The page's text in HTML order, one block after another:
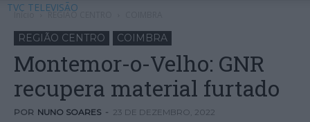
TVC TELEVISÃO
Início REGIÃO CENTRO
REGIÃO CENTRO COIMBRA
Montemor-o-Velho: GNR
recupera material furtado
POR NUNO SOARES - 23 DE DEZEMBRO, 2022